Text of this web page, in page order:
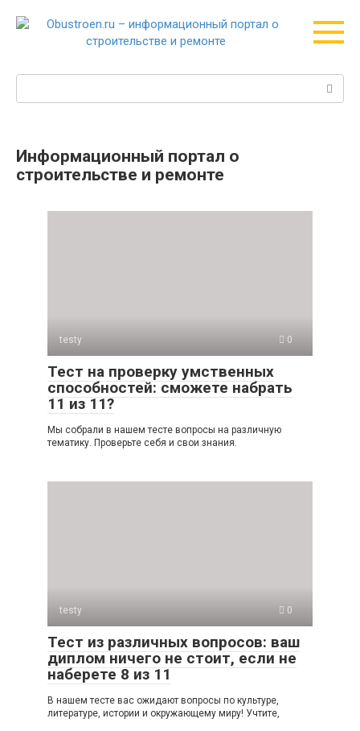
Поиск:
Информационный портал о
строительстве и ремонте
testy 0
Тест на проверку умственных
способностей: сможете набрать
11 из 11?
Мы собрали в нашем тесте вопросы на различную
тематику. Проверьте себя и свои знания.
testy 0
Тест из различных вопросов: ваш
диплом ничего не стоит, если не
наберете 8 из 11
В нашем тесте вас ожидают вопросы по культуре,
литературе, истории и окружающему миру! Учтите,